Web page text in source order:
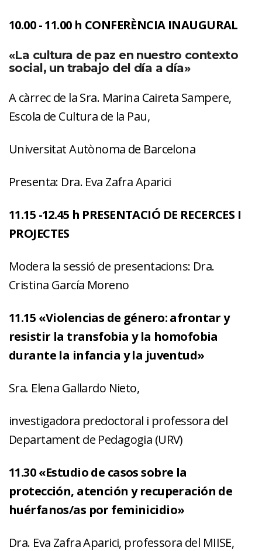
10.00 - 11.00 h CONFERÈNCIA INAUGURAL
«La cultura de paz en nuestro contexto
social, un trabajo del día a día»
A càrrec de la Sra. Marina Caireta Sampere,
Escola de Cultura de la Pau,
Universitat Autònoma de Barcelona
Presenta: Dra. Eva Zafra Aparici
11.15 -12.45 h PRESENTACIÓ DE RECERCES I
PROJECTES
Modera la sessió de presentacions: Dra.
Cristina García Moreno
11.15 «Violencias de género: afrontar y
resistir la transfobia y la homofobia
durante la infancia y la juventud»
Sra. Elena Gallardo Nieto,
investigadora predoctoral i professora del
Departament de Pedagogia (URV)
11.30 «Estudio de casos sobre la
protección, atención y recuperación de
huérfanos/as por feminicidio»
Dra. Eva Zafra Aparici, professora del MIISE,